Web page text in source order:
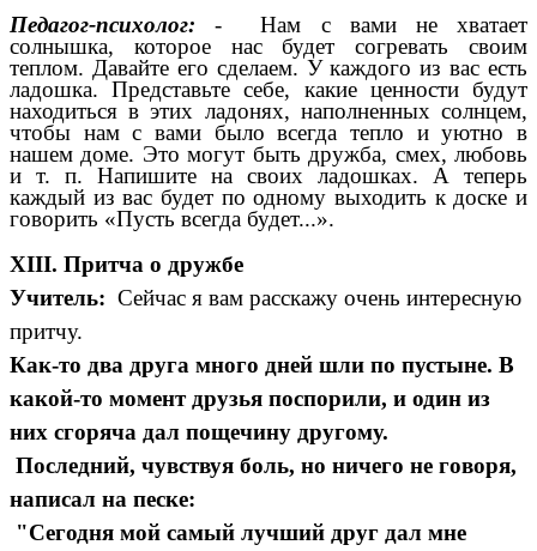
Педагог-психолог:
- Нам с вами не хватает
солнышка, которое нас будет согревать своим
теплом. Давайте его сделаем. У каждого из вас есть
ладошка. Представьте себе, какие ценности будут
находиться в этих ладонях, наполненных солнцем,
чтобы нам с вами было всегда тепло и уютно в
нашем доме. Это могут быть дружба, смех, любовь
и т. п. Напишите на своих ладошках. А теперь
каждый из вас будет по одному выходить к доске и
говорить «Пусть всегда будет...».
XIII. Притча о дружбе
Учитель: Сейчас я вам расскажу очень интересную
притчу.
Как-то два друга много дней шли по пустыне. В
какой-то момент друзья поспорили, и один из
них сгоряча дал пощечину другому.
Последний, чувствуя боль, но ничего не говоря,
написал на песке:
"Сегодня мой самый лучший друг дал мне